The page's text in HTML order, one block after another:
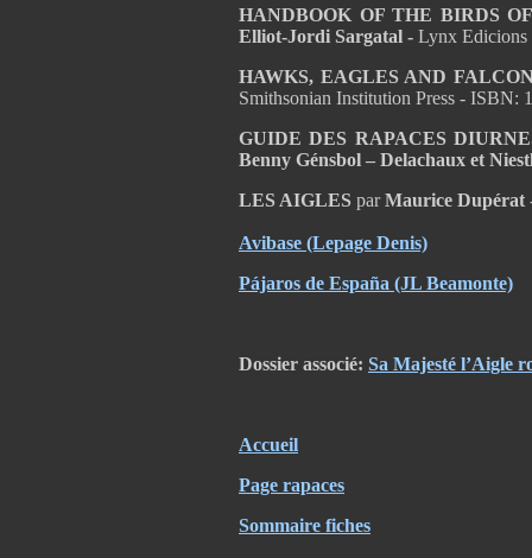
HANDBOOK OF THE BIRDS
Elliot-Jordi Sargatal - Lynx
HAWKS, EAGLES AND
Smithsonian Institution Press - ISBN:
GUIDE DES RAPACES
Benny Génsbol – Delachaux et
LES AIGLES parMaurice Dupérat
Avibase (Lepage Denis)
Pájaros de España (JL Beamonte)
Dossier associé: Sa Majesté l’Aigle
Accueil
Page rapaces
Sommaire fiches